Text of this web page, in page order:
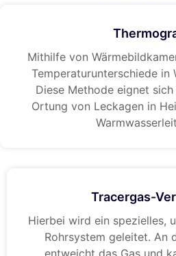
Mithilfe von
Temperaturunterschiede in
Diese Methode eignet
Ortung von Leckagen in
Tracergas-
Hierbei wird ein spezielles,
Rohrsystem geleitet. An
entweicht das Gas und